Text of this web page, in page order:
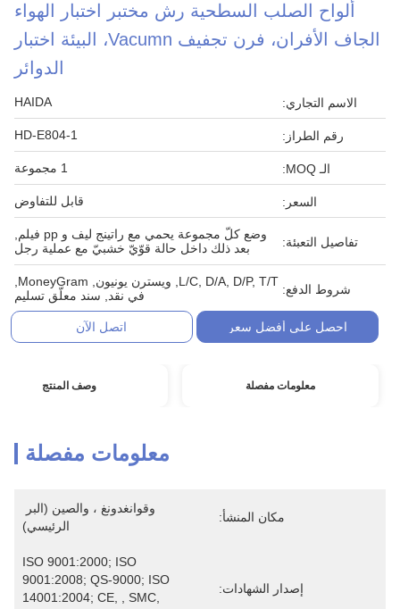
ألواح الصلب السطحية رش مختبر اختبار الهواء
الجاف الأفران، فرن تجفيف Vacumn، البيئة اختبار
الدوائر
الاسم التجاري: HAIDA
رقم الطراز: HD-E804-1
الـ MOQ: 1 مجموعة
السعر: قابل للتفاوض
تفاصيل التعبئة:
وضع كلّ مجموعة يحمي مع راتينج ليف و pp فيلم,
بعد ذلك داخل حالة قوّيّ خشبيّ مع عملية رجل
شروط الدفع:
في نقد, سند معلّق تسليم
احصل على أفضل سعر اتصل الآن
معلومات مفصلة وصف المنتج
معلومات مفصلة
مكان المنشأ:
الرئيسي)
إصدار الشهادات:
ISO 9001:2000; ISO
9001:2008; QS-9000; ISO
14001:2004; CE, , SMC,